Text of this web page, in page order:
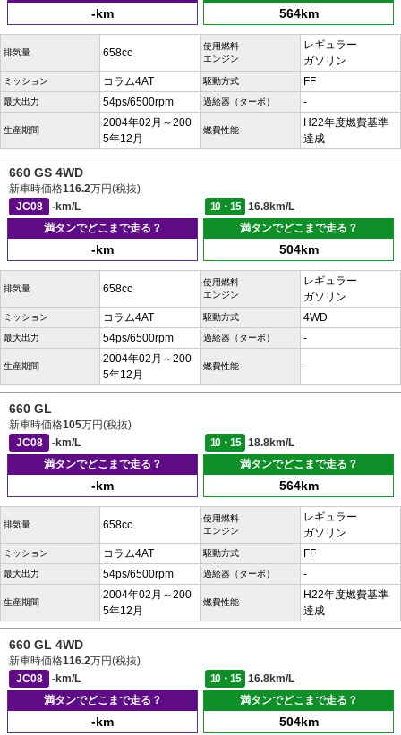
-km 564km
排気量 658cc
使用燃料
エンジン
レギュラー
ガソリン
ミッション コラム4AT 駆動方式 FF
最大出力 54ps/6500rpm 過給器（ターボ） -
生産期間
2004年02月～200
5年12月
燃費性能
H22年度燃費基準
達成
660 GS 4WD
新車時価格116.2万円(税抜)
JC08
-km/L 10・15
16.8km/L
満タンでどこまで走る？
-km
満タンでどこまで走る？
504km
排気量 658cc
使用燃料
エンジン
レギュラー
ガソリン
ミッション コラム4AT 駆動方式 4WD
最大出力 54ps/6500rpm 過給器（ターボ） -
生産期間
2004年02月～200
5年12月
燃費性能 -
660 GL
新車時価格105万円(税抜)
JC08
-km/L 10・15
18.8km/L
満タンでどこまで走る？
-km
満タンでどこまで走る？
564km
排気量 658cc
使用燃料
エンジン
レギュラー
ガソリン
ミッション コラム4AT 駆動方式 FF
最大出力 54ps/6500rpm 過給器（ターボ） -
生産期間
2004年02月～200
5年12月
燃費性能
H22年度燃費基準
達成
660 GL 4WD
新車時価格116.2万円(税抜)
JC08
-km/L 10・15
16.8km/L
満タンでどこまで走る？
-km
満タンでどこまで走る？
504km